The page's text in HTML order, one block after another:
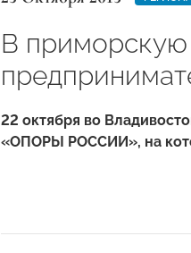
В
22 октября во
«ОПОРЫ РОССИИ», на